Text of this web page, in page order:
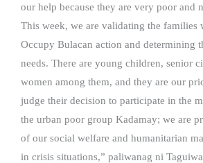
our help because they are very poor and
This week, we are validating the families
Occupy Bulacan action and determining
needs. There are young children, senior
women among them, and they are our
judge their decision to participate in the
the urban poor group Kadamay; we are
of our social welfare and humanitarian
in crisis situations,” paliwanag ni